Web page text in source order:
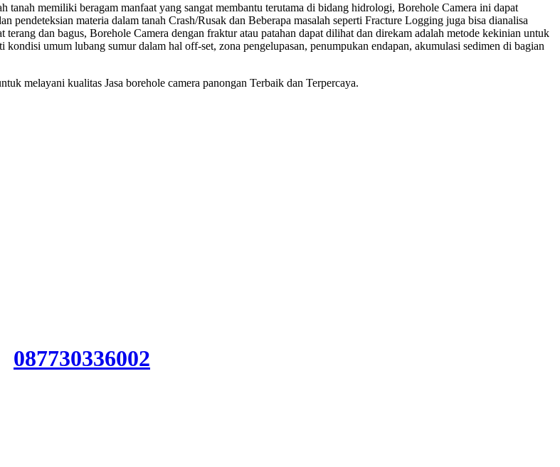
tanah memiliki beragam manfaat yang sangat membantu terutama di bidang hidrologi, Borehole Camera ini dapat
pendeteksian materia dalam tanah Crash/Rusak dan Beberapa masalah seperti Fracture Logging juga bisa dianalisa
dan bagus, Borehole Camera dengan fraktur atau patahan dapat dilihat dan direkam adalah metode kekinian untuk
umum lubang sumur dalam hal off-set, zona pengelupasan, penumpukan endapan, akumulasi sedimen di bagian
melayani kualitas Jasa borehole camera panongan Terbaik dan Terpercaya.
087730336002